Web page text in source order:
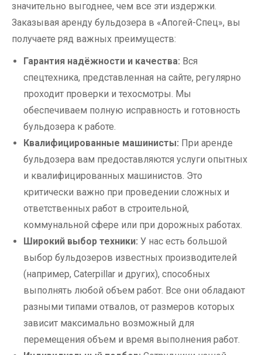
значительно выгоднее, чем все эти издержки.
Заказывая аренду бульдозера в «Апогей-Спец», вы
получаете ряд важных преимуществ:
Гарантия надёжности и качества: Вся
спецтехника, представленная на сайте, регулярно
проходит проверки и техосмотры. Мы
обеспечиваем полную исправность и готовность
бульдозера к работе.
Квалифицированные машинисты: При аренде
бульдозера вам предоставляются услуги опытных
и квалифицированных машинистов. Это
критически важно при проведении сложных и
ответственных работ в строительной,
коммунальной сфере или при дорожных работах.
Широкий выбор техники: У нас есть большой
выбор бульдозеров известных производителей
(например, Caterpillar и других), способных
выполнять любой объем работ. Все они обладают
разными типами отвалов, от размеров которых
зависит максимально возможный для
перемещения объем и время выполнения работ.